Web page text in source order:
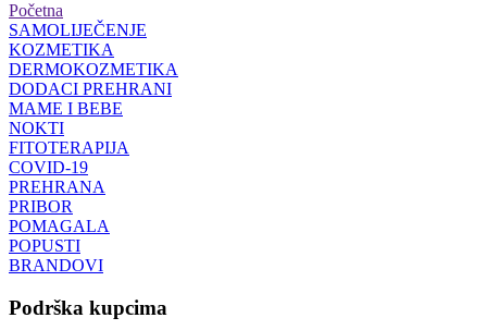
Početna
SAMOLIJEČENJE
KOZMETIKA
DERMOKOZMETIKA
DODACI PREHRANI
MAME I BEBE
NOKTI
FITOTERAPIJA
COVID-19
PREHRANA
PRIBOR
POMAGALA
POPUSTI
BRANDOVI
Podrška kupcima